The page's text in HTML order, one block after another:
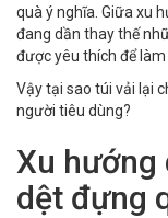
quà ý nghĩa. Giữa xu
đang dần thay thế
được yêu thích để làm
Vậy tại sao túi vải lại
người tiêu dùng?
Xu hướng
dệt đựng